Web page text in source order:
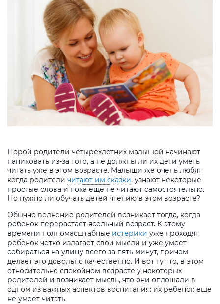
Порой родители четырехлетних малышей начинают
паниковать из-за того, а не должны ли их дети уметь
читать уже в этом возрасте. Малыши же очень любят,
когда родители читают им сказки, узнают некоторые
простые слова и пока еще не читают самостоятельно.
Но нужно ли обучать детей чтению в этом возрасте?
Обычно волнение родителей возникает тогда, когда
ребенок перерастает ясельный возраст. К этому
времени полномасштабные истерики уже проходят,
ребенок четко излагает свои мысли и уже умеет
собираться на улицу всего за пять минут, причем
делает это довольно качественно. И вот тут то, в этом
относительно спокойном возрасте у некоторых
родителей и возникает мысль, что они оплошали в
одном из важных аспектов воспитания: их ребенок еще
не умеет читать.